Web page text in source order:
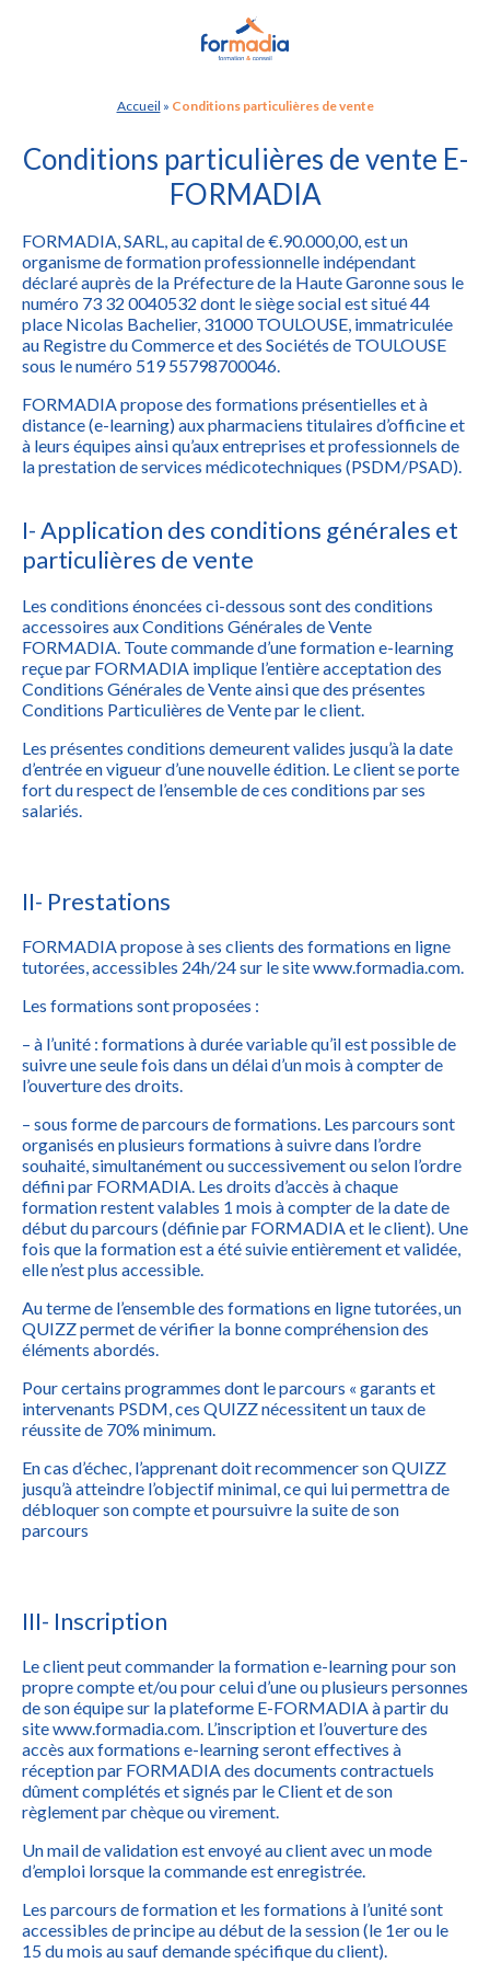
Accueil » Conditions particulières de vente
Conditions particulières de vente E-
FORMADIA
FORMADIA, SARL, au capital de €.90.000,00, est un
organisme de formation professionnelle indépendant
déclaré auprès de la Préfecture de la Haute Garonne sous le
numéro 73 32 0040532 dont le siège social est situé 44
place Nicolas Bachelier, 31000 TOULOUSE, immatriculée
au Registre du Commerce et des Sociétés de TOULOUSE
sous le numéro 519 55798700046.
FORMADIA propose des formations présentielles et à
distance (e-learning) aux pharmaciens titulaires d’officine et
à leurs équipes ainsi qu’aux entreprises et professionnels de
la prestation de services médicotechniques (PSDM/PSAD).
I- Application des conditions générales et
particulières de vente
Les conditions énoncées ci-dessous sont des conditions
accessoires aux Conditions Générales de Vente
FORMADIA. Toute commande d’une formation e-learning
reçue par FORMADIA implique l’entière acceptation des
Conditions Générales de Vente ainsi que des présentes
Conditions Particulières de Vente par le client.
Les présentes conditions demeurent valides jusqu’à la date
d’entrée en vigueur d’une nouvelle édition. Le client se porte
fort du respect de l’ensemble de ces conditions par ses
salariés.
II- Prestations
FORMADIA propose à ses clients des formations en ligne
tutorées, accessibles 24h/24 sur le site www.formadia.com.
Les formations sont proposées :
– à l’unité : formations à durée variable qu’il est possible de
suivre une seule fois dans un délai d’un mois à compter de
l’ouverture des droits.
– sous forme de parcours de formations. Les parcours sont
organisés en plusieurs formations à suivre dans l’ordre
souhaité, simultanément ou successivement ou selon l’ordre
défini par FORMADIA. Les droits d’accès à chaque
formation restent valables 1 mois à compter de la date de
début du parcours (définie par FORMADIA et le client). Une
fois que la formation est a été suivie entièrement et validée,
elle n’est plus accessible.
Au terme de l’ensemble des formations en ligne tutorées, un
QUIZZ permet de vérifier la bonne compréhension des
éléments abordés.
Pour certains programmes dont le parcours « garants et
intervenants PSDM, ces QUIZZ nécessitent un taux de
réussite de 70% minimum.
En cas d’échec, l’apprenant doit recommencer son QUIZZ
jusqu’à atteindre l’objectif minimal, ce qui lui permettra de
débloquer son compte et poursuivre la suite de son
parcours
III- Inscription
Le client peut commander la formation e-learning pour son
propre compte et/ou pour celui d’une ou plusieurs personnes
de son équipe sur la plateforme E-FORMADIA à partir du
site www.formadia.com. L’inscription et l’ouverture des
accès aux formations e-learning seront effectives à
réception par FORMADIA des documents contractuels
dûment complétés et signés par le Client et de son
règlement par chèque ou virement.
Un mail de validation est envoyé au client avec un mode
d’emploi lorsque la commande est enregistrée.
Les parcours de formation et les formations à l’unité sont
accessibles de principe au début de la session (le 1er ou le
15 du mois au sauf demande spécifique du client).